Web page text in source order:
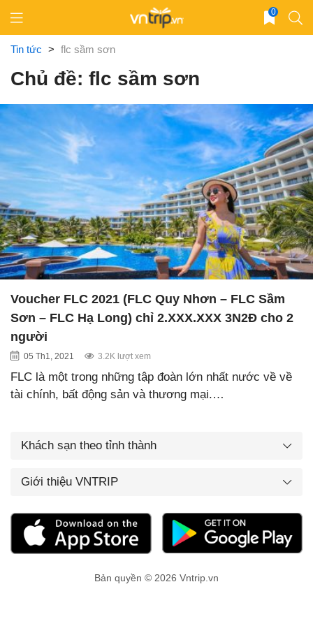
content
0
Tin tức > flc sầm sơn
Chủ đề: flc sầm sơn
Voucher FLC 2021 (FLC Quy Nhơn – FLC Sầm
Sơn – FLC Hạ Long) chỉ 2.XXX.XXX 3N2Đ cho 2
người
05 Th1, 2021 3.2K lượt xem
FLC là một trong những tập đoàn lớn nhất nước về về
tài chính, bất động sản và thương mại.…
Khách sạn theo tỉnh thành
Giới thiệu VNTRIP
Bản quyền © 2026 Vntrip.vn